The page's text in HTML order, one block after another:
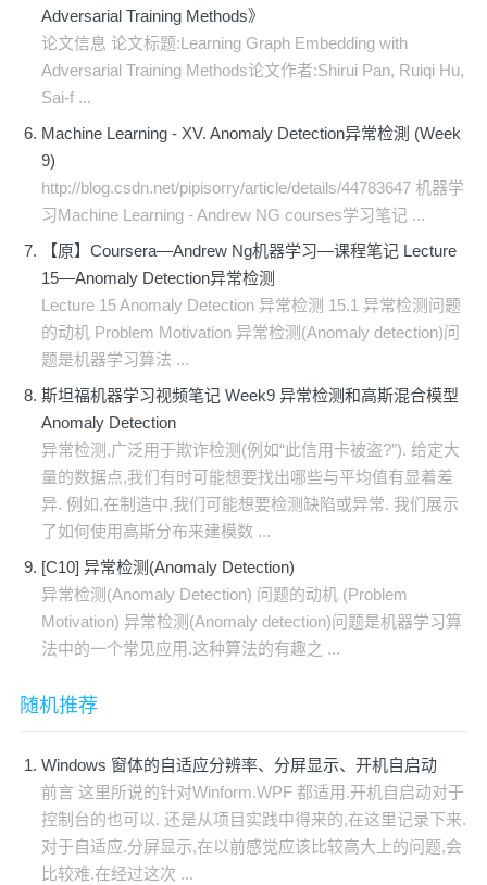
Adversarial Training Methods》
论文信息 论文标题:Learning Graph Embedding with
Adversarial Training Methods论文作者:Shirui Pan, Ruiqi Hu,
Sai-f ...
Machine Learning - XV. Anomaly Detection异常检測 (Week
9)
http://blog.csdn.net/pipisorry/article/details/44783647 机器学
习Machine Learning - Andrew NG courses学习笔记 ...
【原】Coursera—Andrew Ng机器学习—课程笔记 Lecture
15—Anomaly Detection异常检测
Lecture 15 Anomaly Detection 异常检测 15.1 异常检测问题
的动机 Problem Motivation 异常检测(Anomaly detection)问
题是机器学习算法 ...
斯坦福机器学习视频笔记 Week9 异常检测和高斯混合模型
Anomaly Detection
异常检测,广泛用于欺诈检测(例如“此信用卡被盗?”). 给定大
量的数据点,我们有时可能想要找出哪些与平均值有显着差
异. 例如,在制造中,我们可能想要检测缺陷或异常. 我们展示
了如何使用高斯分布来建模数 ...
[C10] 异常检测(Anomaly Detection)
异常检测(Anomaly Detection) 问题的动机 (Problem
Motivation) 异常检测(Anomaly detection)问题是机器学习算
法中的一个常见应用.这种算法的有趣之 ...
随机推荐
Windows 窗体的自适应分辨率、分屏显示、开机自启动
前言 这里所说的针对Winform.WPF 都适用.开机自启动对于
控制台的也可以. 还是从项目实践中得来的,在这里记录下来.
对于自适应.分屏显示,在以前感觉应该比较高大上的问题,会
比较难.在经过这次 ...